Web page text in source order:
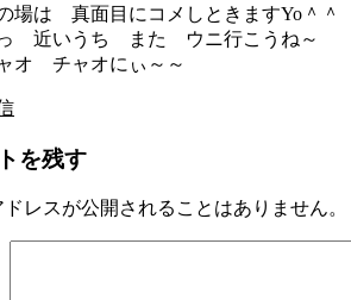
場は 真面目にコメしときますYo＾＾
近いうち また ウニ行こうね～
オ チャオにぃ～～
を残す
ドレスが公開されることはありません。